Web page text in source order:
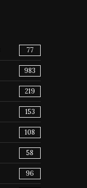
77
983
219
153
108
58
96